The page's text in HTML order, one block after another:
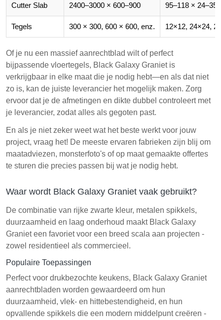
Cutter Slab 2400–3000 × 600–900 95–118 × 24–35
Tegels 300 × 300, 600 × 600, enz. 12×12, 24×24,
Of je nu een massief aanrechtblad wilt of perfect
bijpassende vloertegels, Black Galaxy Graniet is
verkrijgbaar in elke maat die je nodig hebt—en als dat niet
zo is, kan de juiste leverancier het mogelijk maken. Zorg
ervoor dat je de afmetingen en dikte dubbel controleert met
je leverancier, zodat alles als gegoten past.
En als je niet zeker weet wat het beste werkt voor jouw
project, vraag het! De meeste ervaren fabrieken zijn blij om
maatadviezen, monsterfoto's of op maat gemaakte offertes
te sturen die precies passen bij wat je nodig hebt.
Waar wordt Black Galaxy Graniet vaak gebruikt?
De combinatie van rijke zwarte kleur, metalen spikkels,
duurzaamheid en laag onderhoud maakt Black Galaxy
Graniet een favoriet voor een breed scala aan projecten -
zowel residentieel als commercieel.
Populaire Toepassingen
Perfect voor drukbezochte keukens, Black Galaxy Graniet
aanrechtbladen worden gewaardeerd om hun
duurzaamheid, vlek- en hittebestendigheid, en hun
opvallende spikkels die een modern middelpunt creëren -